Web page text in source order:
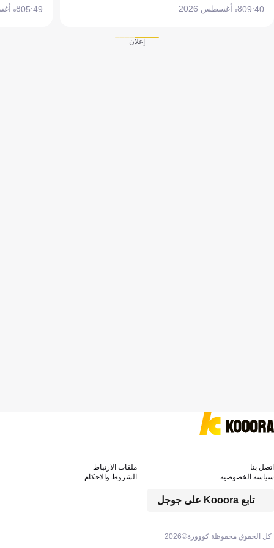
09:408 أغسطس 2026 05:498 أغسطس 2026
إعلان
كل الحقوق محفوظة كووورة©2026
تابع Kooora على جوجل
اتصل بنا
ملفات الارتباط
سياسة الخصوصية
الشروط والاحكام